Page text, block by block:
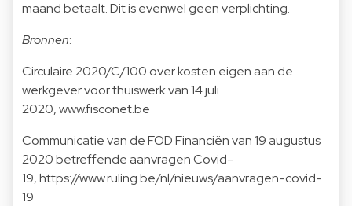
maand betaalt. Dit is evenwel geen verplichting.
Bronnen:
Circulaire 2020/C/100 over kosten eigen aan de
werkgever voor thuiswerk van 14 juli
2020,www.fisconet.be
Communicatie van de FOD Financiën van 19 augustus
2020 betreffende aanvragen Covid-
19,https://www.ruling.be/nl/nieuws/aanvragen-covid-
19